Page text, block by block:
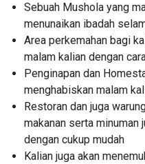
Sebuah Mushola yang
menunaikan ibadah
Area perkemahan bagi
malam kalian dengan
Penginapan dan
menghabiskan malam
Restoran dan juga
makanan serta minuman
dengan cukup mudah
Kalian juga akan